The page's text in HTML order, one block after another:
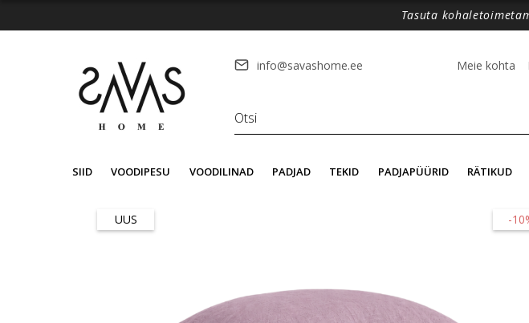
Tasuta
info@savashome.ee Meie kohta
SIID VOODIPESU VOODILINAD PADJAD TEKID PADJAPÜÜRID RÄTIKUD
-
UUS